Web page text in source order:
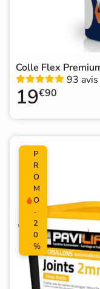
Colle Flex
93 avis
19€90
P
R
O
M
O
-
2
0
%